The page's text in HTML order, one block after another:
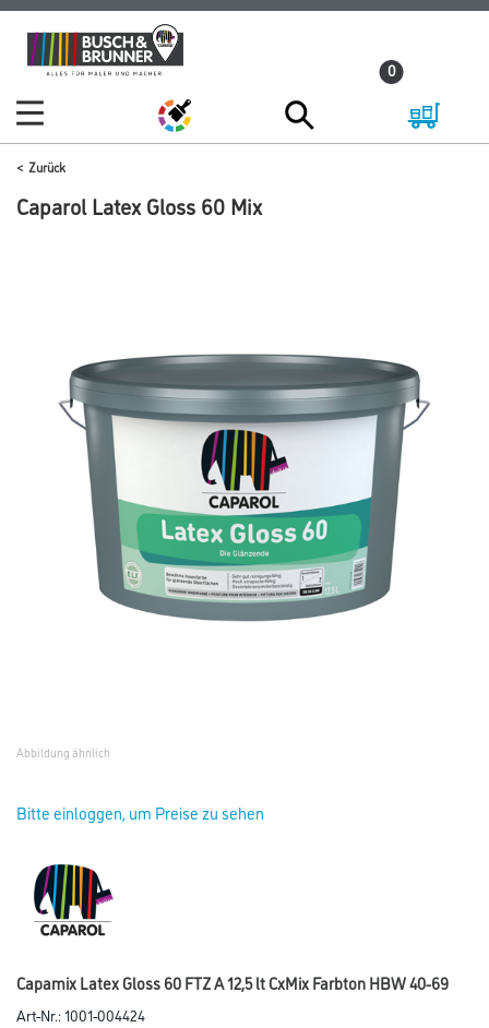
Zum
Inhalt
Zum
Navigationsmenü
0
Zurück
Caparol Latex Gloss 60 Mix
Abbildung ähnlich
Bitte einloggen, um Preise zu sehen
Capamix Latex Gloss 60 FTZ A 12,5 lt CxMix Farbton HBW 40-69
Art-Nr.:1001-004424